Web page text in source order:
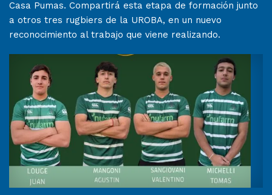
Casa Pumas. Compartirá esta etapa de formación junto
a otros tres rugbiers de la UROBA, en un nuevo
reconocimiento al trabajo que viene realizando.